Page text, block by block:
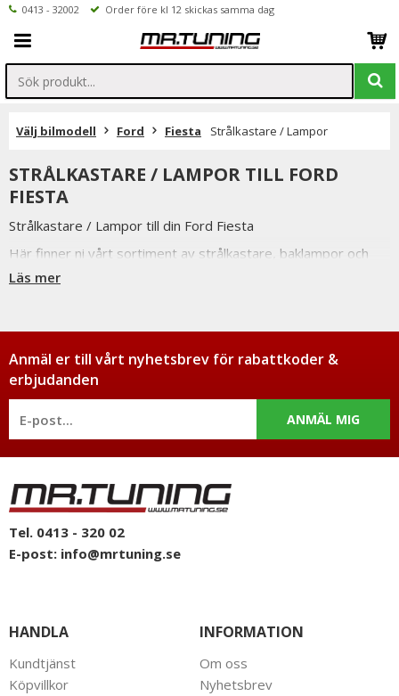
0413 - 32002 Order före kl 12 skickas samma dag
Välj bilmodell Ford Fiesta Strålkastare / Lampor
STRÅLKASTARE / LAMPOR TILL FORD
FIESTA
Strålkastare / Lampor till din Ford Fiesta
Här finner ni vårt sortiment av strålkastare, baklampor och
skärmblinkers.
ljusbild.
de är godkända för svensk trafik.
Ej att jämföras med billigare modeller med dålig passform och
utan godkännande.
Läs mer
Anmäl er till vårt nyhetsbrev för rabattkoder &
erbjudanden
ANMÄL MIG
Tel. 0413 - 320 02
E-post: info@mrtuning.se
HANDLA
Kundtjänst
Köpvillkor
INFORMATION
Om oss
Nyhetsbrev